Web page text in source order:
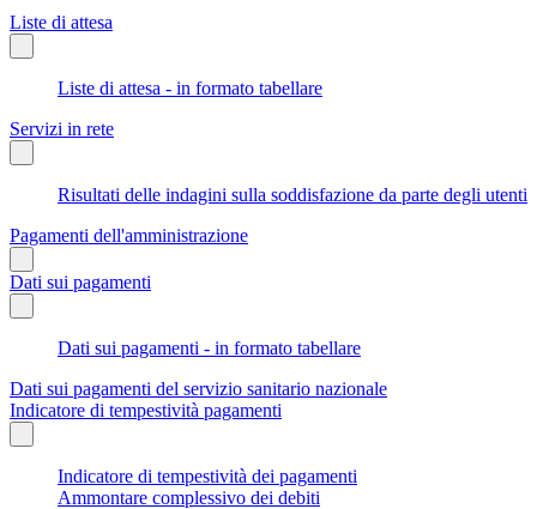
Liste di attesa
Liste di attesa - in formato tabellare
Servizi in rete
Risultati delle indagini sulla soddisfazione da parte degli utenti
Pagamenti dell'amministrazione
Dati sui pagamenti
Dati sui pagamenti - in formato tabellare
Dati sui pagamenti del servizio sanitario nazionale
Indicatore di tempestività pagamenti
Indicatore di tempestività dei pagamenti
Ammontare complessivo dei debiti